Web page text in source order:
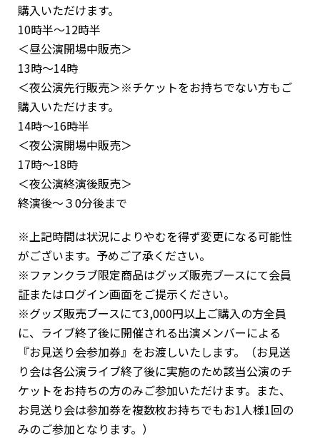
購入いただけます。
10時半〜12時半
＜昼公演開場中販売＞
13時〜14時
＜夜公演先行販売＞※チケットをお持ちでない方もご
購入いただけます。
14時〜16時半
＜夜公演開場中販売＞
17時〜18時
＜夜公演終演後販売＞
終演後〜３0分後まで
※上記時間は状況によりやむを得ず変更になる可能性
がございます。予めご了承ください。
※ファンクラブ限定商品はグッズ販売ブースにて会員
証またはログイン画面をご提示ください。
※グッズ販売ブースにて3,000円以上ご購入の方全員
に、ライブ終了後に開催される出演メンバーによる
『お見送り会参加券』をお渡しいたします。（お見送
り会は各公演ライブ終了後に実施のため該当公演のチ
ケットをお持ちの方のみご参加いただけます。また、
お見送り会は参加券を複数枚お持ちでもお1人様1回の
みのご参加となります。）